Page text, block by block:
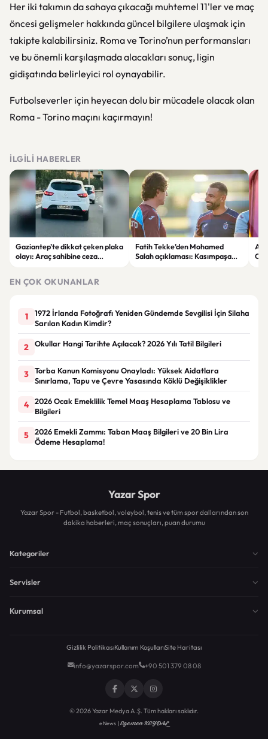
Her iki takımın da sahaya çıkacağı muhtemel 11'ler ve maç
öncesi gelişmeler hakkında güncel bilgilere ulaşmak için
takipte kalabilirsiniz. Roma ve Torino’nun performansları
ve bu önemli karşılaşmada alacakları sonuç, ligin
gidişatında belirleyici rol oynayabilir.
Futbolseverler için heyecan dolu bir mücadele olacak olan
Roma - Torino maçını kaçırmayın!
İLGILI HABERLER
Gaziantep’te dikkat çeken plaka
olayı: Araç sahibine ceza
Fatih Tekke’den Mohamed
Salah açıklaması: Kasımpaşa
EN ÇOK OKUNANLAR
1
1972 İrlanda Fotoğrafı Yeniden Gündemde Sevgilisi İçin Silaha
Sarılan Kadın Kimdir?
2 Okullar Hangi Tarihte Açılacak? 2026 Yılı Tatil Bilgileri
3
Torba Kanun Komisyonu Onayladı: Yüksek Aidatlara
Sınırlama, Tapu ve Çevre Yasasında Köklü Değişiklikler
4
2026 Ocak Emeklilik Temel Maaş Hesaplama Tablosu ve
Bilgileri
5
2026 Emekli Zammı: Taban Maaş Bilgileri ve 20 Bin Lira
Ödeme Hesaplama!
Yazar Spor
Yazar Spor - Futbol, basketbol, voleybol, tenis ve tüm spor dallarından son
dakika haberleri, maç sonuçları, puan durumu
Kategoriler
Servisler
Kurumsal
Gizlilik PolitikasıKullanım KoşullarıSite Haritası
info@yazarspor.com +90 501 379 08 08
© 2026 Yazar Medya A.Ş. Tüm hakları saklıdır.
eNews |Egemen KEYDAL